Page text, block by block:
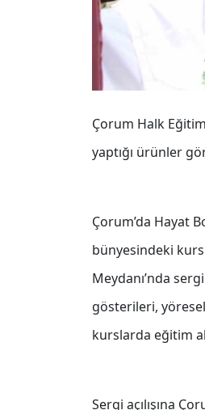
Çorum Halk
yaptığı ürünler
Çorum’da Hayat
bünyesindeki
Meydanı’nda
gösterileri,
kurslarda eğitim
Sergi açılışına